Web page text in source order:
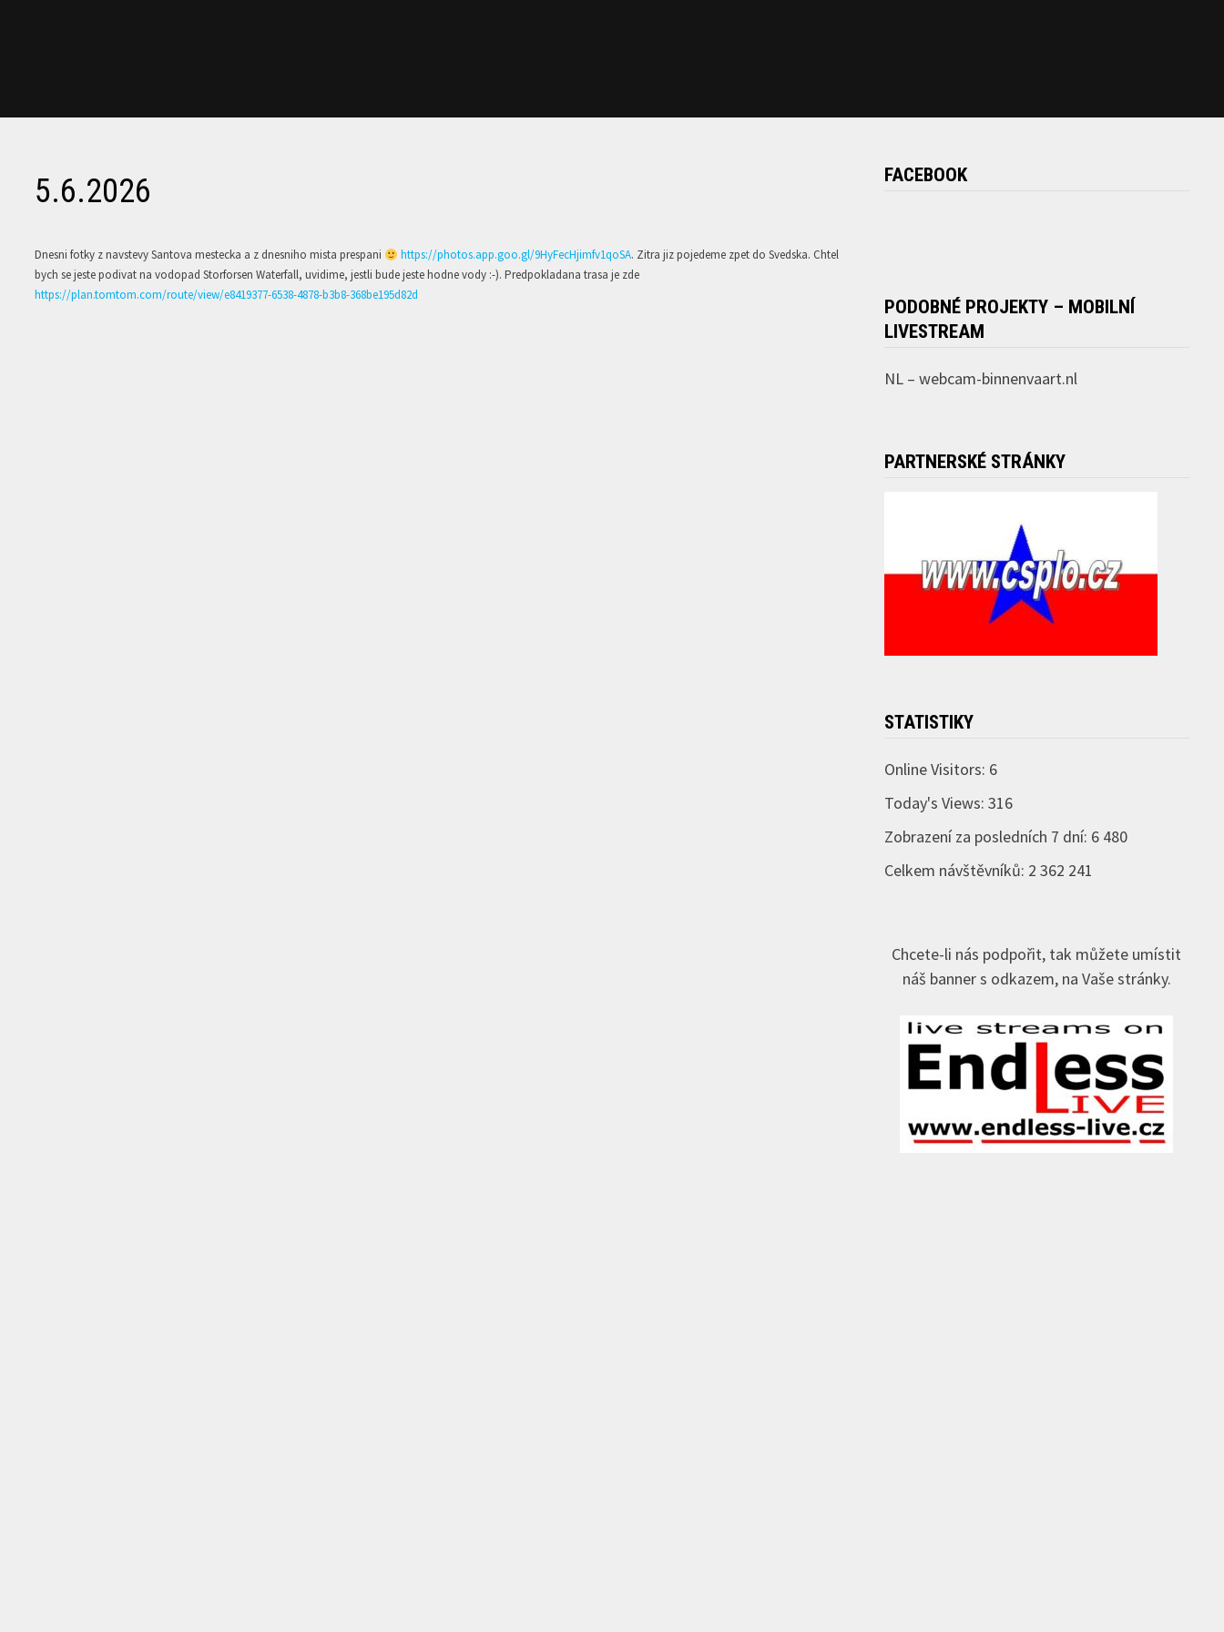
5.6.2026
Dnesni fotky z navstevy Santova mestecka a z dnesniho mista prespani https://photos.app.goo.gl/9HyFecHjimfv1qoSA. Zitra jiz pojedeme zpet do Svedska. Chtel
bych se jeste podivat na vodopad Storforsen Waterfall, uvidime, jestli bude jeste hodne vody :-). Predpokladana trasa je zde
https://plan.tomtom.com/route/view/e8419377-6538-4878-b3b8-368be195d82d
FACEBOOK
PODOBNÉ PROJEKTY – MOBILNÍ
LIVESTREAM
NL – webcam-binnenvaart.nl
PARTNERSKÉ STRÁNKY
STATISTIKY
Online Visitors: 6
Today's Views: 316
Zobrazení za posledních 7 dní: 6 480
Celkem návštěvníků: 2 362 241
Chcete-li nás podpořit, tak můžete umístit
náš banner s odkazem, na Vaše stránky.